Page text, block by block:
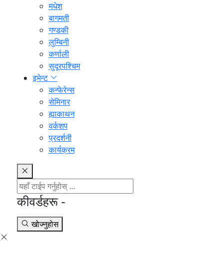
मधेश
बागमती
गण्डकी
लुम्बिनी
कर्णाली
सुदूरपश्चिम
इभेन्ट
कन्फेरेन्स
सेमिनार
ह्याकाथन
वर्कशप
प्रदर्शनी
कार्यक्रम
कीवर्डहरू -
खोज्नुहोस